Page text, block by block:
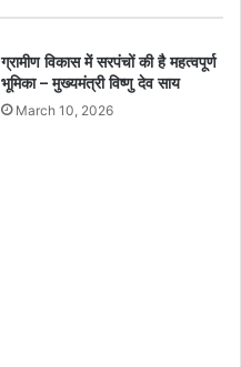
ग्रामीण विकास में सरपंचों की है महत्वपूर्ण
भूमिका – मुख्यमंत्री विष्णु देव साय
March 10, 2026